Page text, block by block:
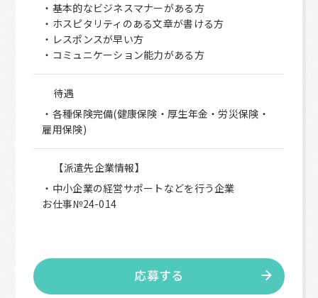
・基本的なビジネスマナーがある方
・ホスピタリティのある文章が書ける方
・レスポンスが早い方
・コミュニケーション能力がある方
待遇
・各種保険完備(健康保険・厚生年金・労災保険・
雇用保険)
【派遣先企業情報】
・中小企業の経営サポートなどを行う企業
お仕事№24-014
応募する